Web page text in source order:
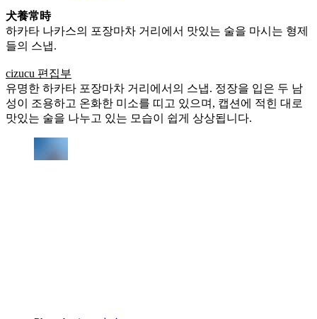
犬養常時
하카타 나카스의 포장마차 거리에서 맛있는 술을 마시는 형제
들의 스냅.
cizucu 편집부
유명한 하카타 포장마차 거리에서의 스냅. 정장을 입은 두 남
성이 조용하고 온화한 미소를 띠고 있으며, 캡션에 적힌 대로
맛있는 술을 나누고 있는 모습이 쉽게 상상됩니다.